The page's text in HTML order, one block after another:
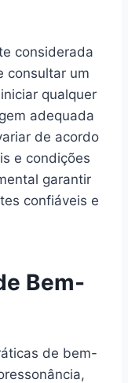
considerada
consultar um
qualquer
adequada
de acordo
e condições
garantir
confiáveis e
Bem-
de bem-